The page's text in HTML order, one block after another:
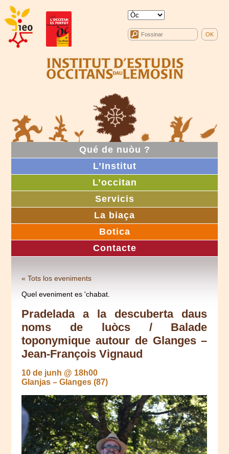
Qué de nuòu ?
L’Institut
L’occitan
Servicis
La biaça
Botica
Contacte
« Tots los eveniments
Quel eveniment es 'chabat.
Pradelada a la descuberta daus
noms de luòcs / Balade
toponymique autour de Glanges –
Jean-François Vignaud
10 de junh @ 18h00
Glanjas – Glanges (87)